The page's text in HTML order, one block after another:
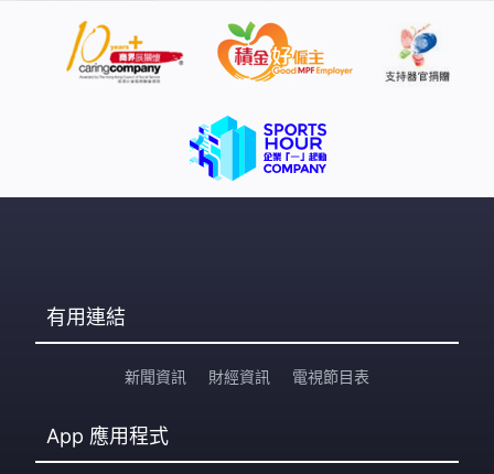
有用連結
新聞資訊 財經資訊 電視節目表
App 應用程式